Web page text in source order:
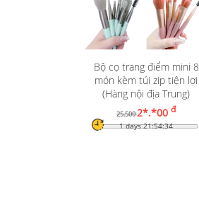
Bộ cọ trang điểm mini 8
món kèm túi zip tiện lợi
(Hàng nội địa Trung)
25.5002*.*00 đ
Xem chi tiết
1 days 21:54:33